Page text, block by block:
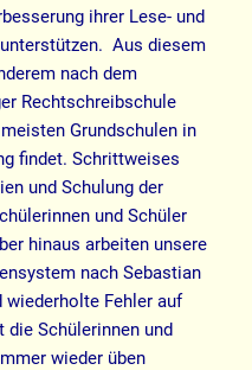
ihrer Lese- und
Aus diesem
nach dem
Rechtschreibschule
Grundschulen in
findet. Schrittweises
und Schulung der
und Schüler
hinaus arbeiten unsere
nach Sebastian
wiederholte Fehler auf
die Schülerinnen und
wieder üben